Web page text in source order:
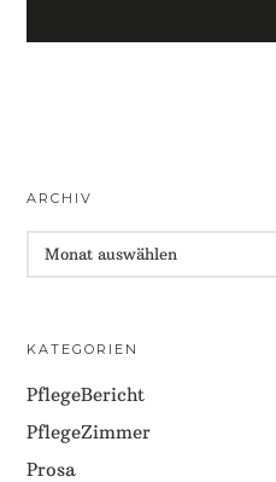
ARCHIV
KATEGORIEN
PflegeBericht
PflegeZimmer
Prosa